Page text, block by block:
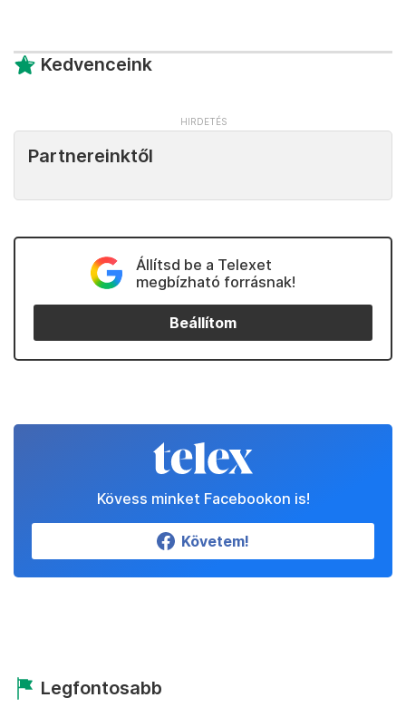
Kedvenceink
Partnereinktől
Állítsd be a Telexet
megbízható forrásnak!
Beállítom
Kövess minket Facebookon is!
Követem!
Legfontosabb